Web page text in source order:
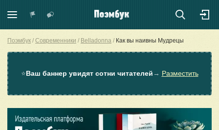
Поэмбук Современники Belladonna Как вы наивны Мудрецы
⭐Ваш баннер увидят сотни читателей → Разместить